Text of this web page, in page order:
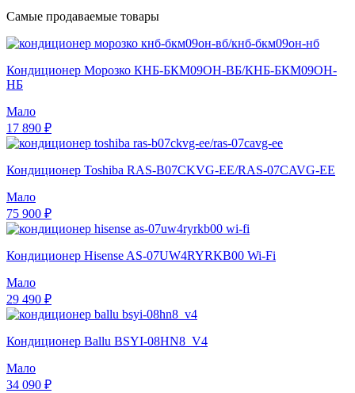
Самые продаваемые товары
Кондиционер Морозко КНБ-БКМ09ОН-ВБ/КНБ-БКМ09ОН-
НБ
Мало
17 890 ₽
Кондиционер Toshiba RAS-B07CKVG-EE/RAS-07CAVG-EE
Мало
75 900 ₽
Кондиционер Hisense AS-07UW4RYRKB00 Wi-Fi
Мало
29 490 ₽
Кондиционер Ballu BSYI-08HN8_V4
Мало
34 090 ₽